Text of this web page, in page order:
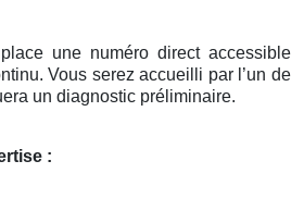
une numéro direct accessible
Vous serez accueilli par l’un de
un diagnostic préliminaire.
: